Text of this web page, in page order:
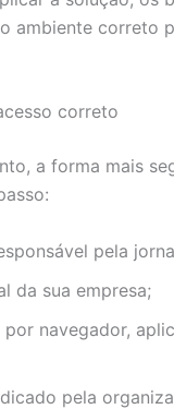
ambiente correto
correto
a forma mais
pela
da sua empresa;
navegador,
pela